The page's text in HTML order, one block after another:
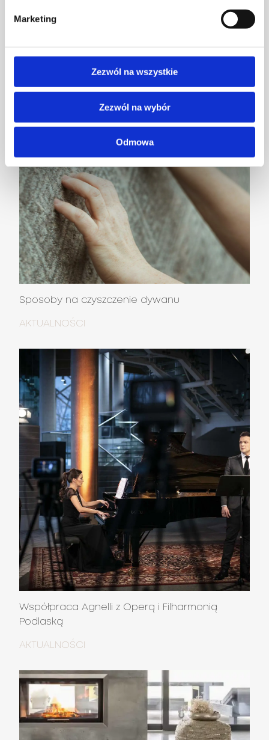
Marketing
Zezwól na wszystkie
Zezwól na wybór
Odmowa
Sposoby na czyszczenie dywanu
AKTUALNOŚCI
Współpraca Agnelli z Operą i Filharmonią
Podlaską
AKTUALNOŚCI